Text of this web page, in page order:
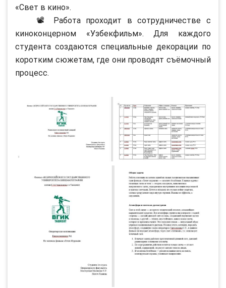
«Свет в кино».
📽 Работа проходит в сотрудничестве с
киноконцерном «Узбекфильм». Для каждого
студента создаются специальные декорации по
коротким сюжетам, где они проводят съёмочный
процесс.